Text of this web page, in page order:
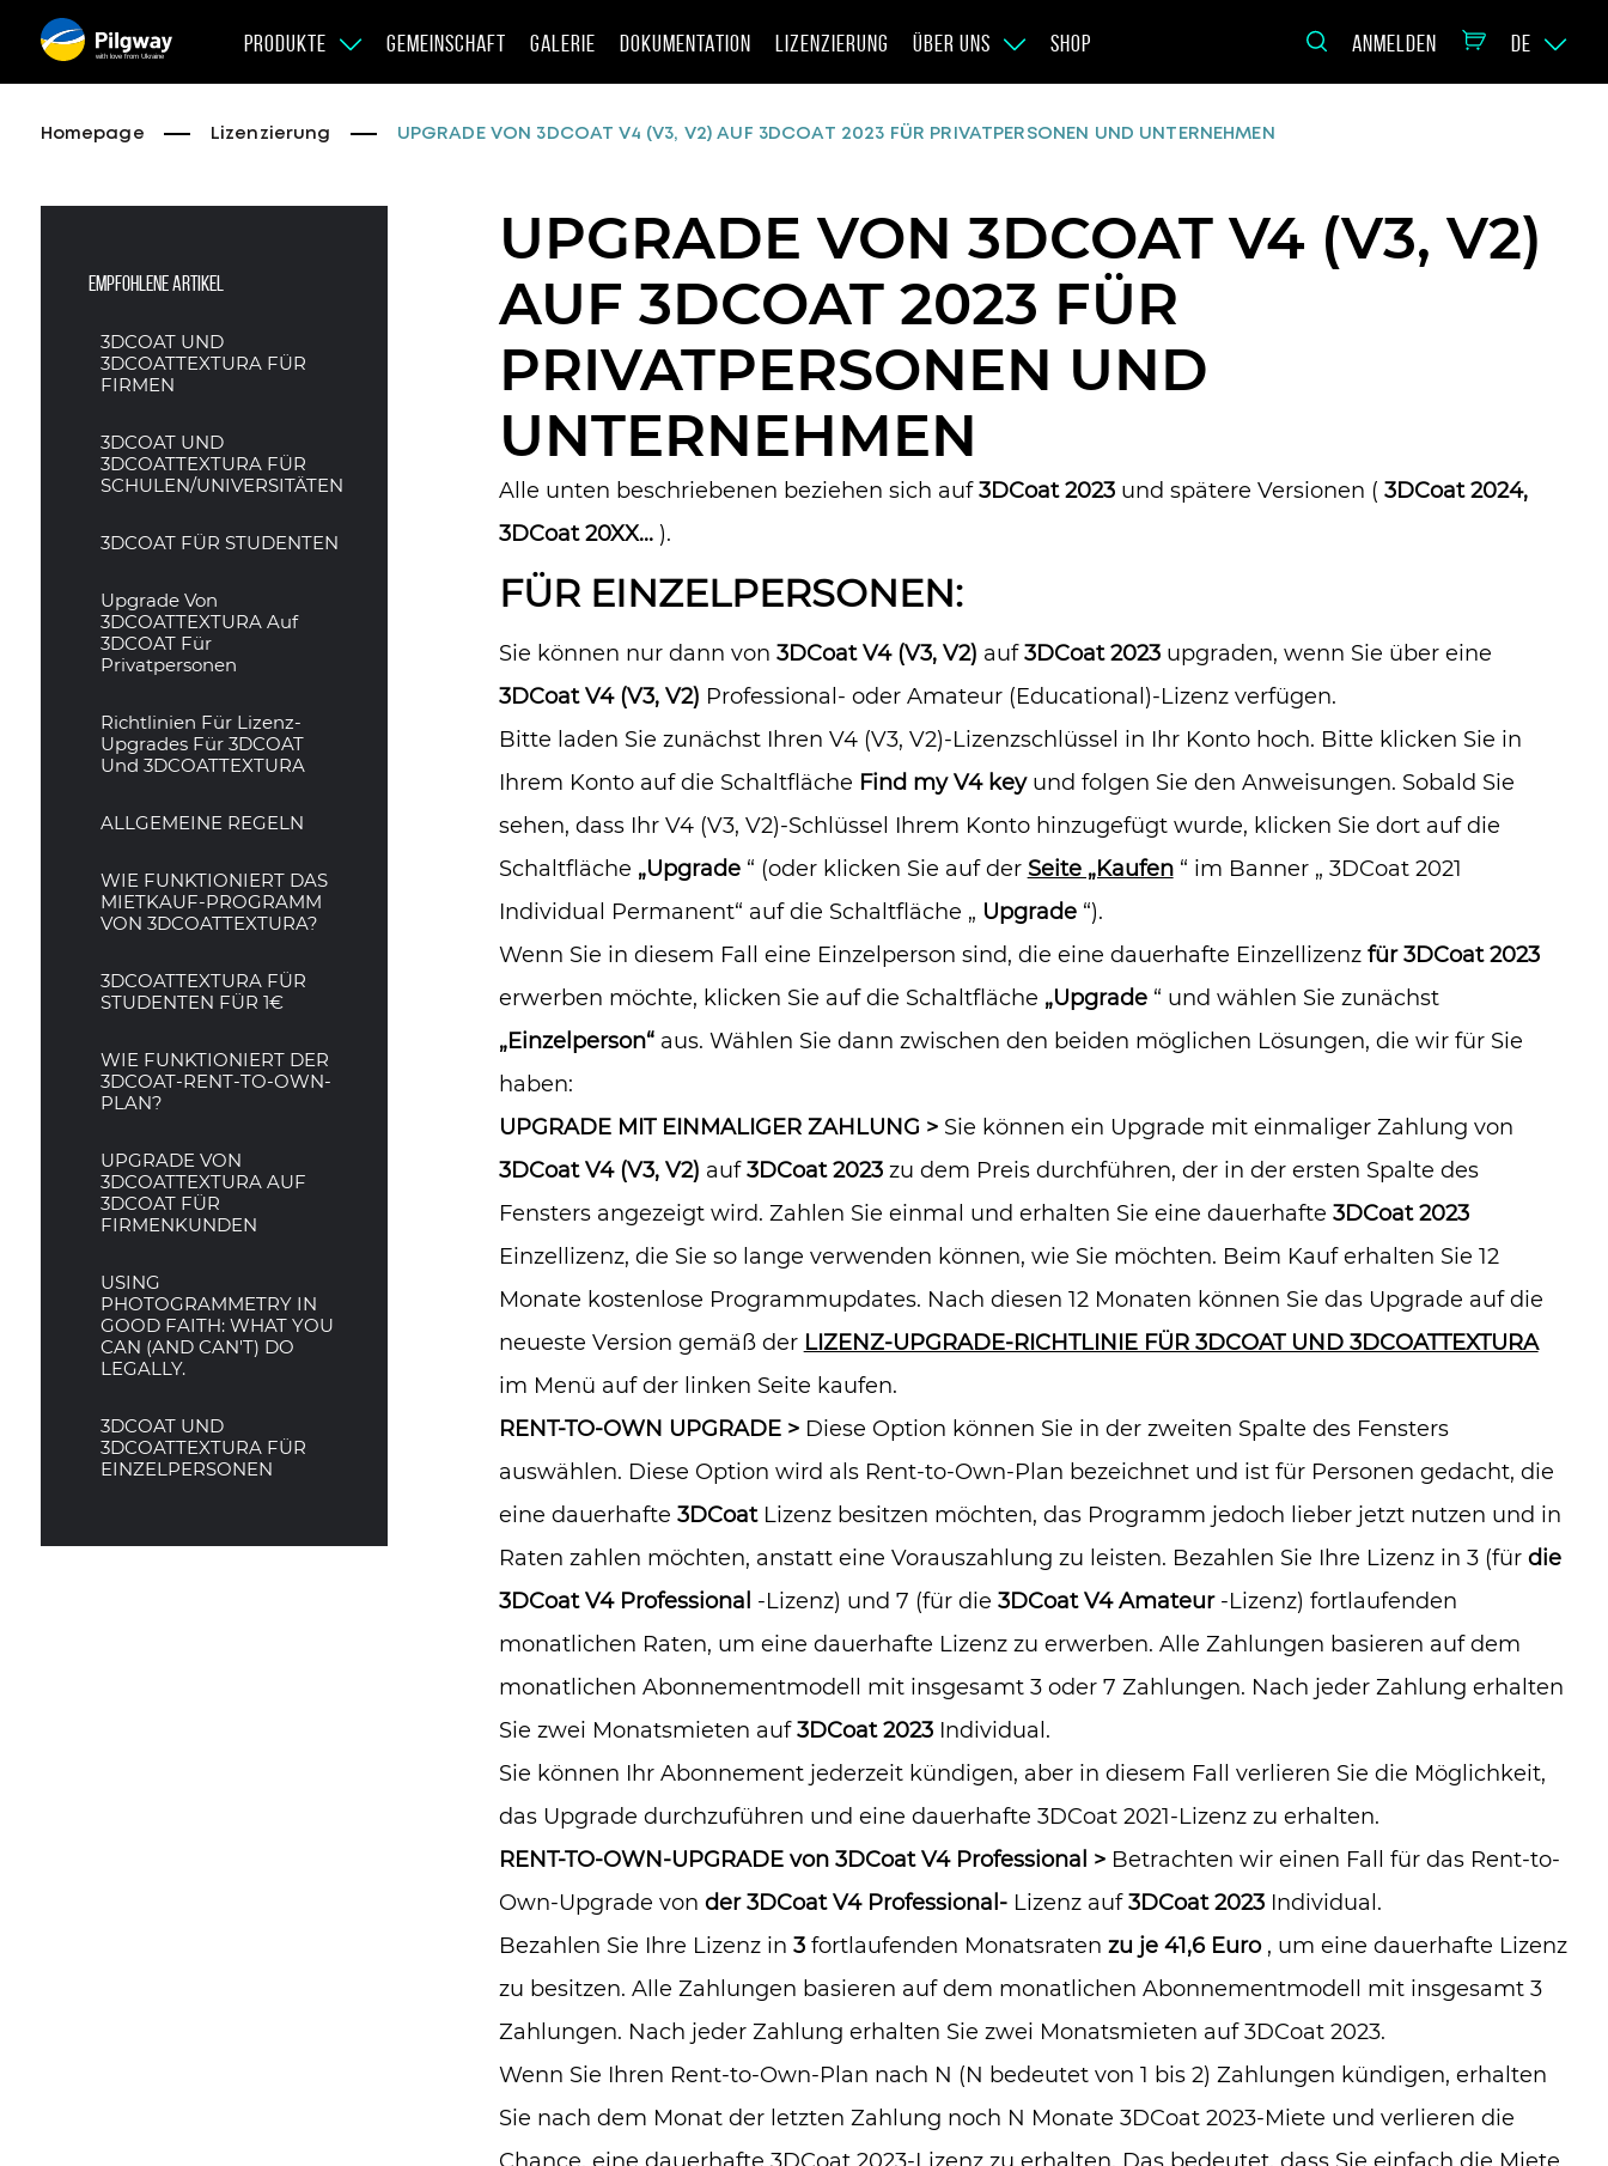
with love from Ukraine
PRODUKTE GEMEINSCHAFT GALERIE DOKUMENTATION LIZENZIERUNG ÜBER UNS SHOP ANMELDEN DE
Homepage Lizenzierung UPGRADE VON 3DCOAT V4 (V3, V2) AUF 3DCOAT 2023 FÜR PRIVATPERSONEN UND UNTERNEHMEN
Empfohlene Artikel
3DCOAT UND
3DCOATTEXTURA FÜR
FIRMEN
3DCOAT UND
3DCOATTEXTURA FÜR
SCHULEN/UNIVERSITÄTEN
3DCOAT FÜR STUDENTEN
Upgrade Von
3DCOATTEXTURA Auf
3DCOAT Für
Privatpersonen
Richtlinien Für Lizenz-
Upgrades Für 3DCOAT
Und 3DCOATTEXTURA
ALLGEMEINE REGELN
WIE FUNKTIONIERT DAS
MIETKAUF-PROGRAMM
VON 3DCOATTEXTURA?
3DCOATTEXTURA FÜR
STUDENTEN FÜR 1€
WIE FUNKTIONIERT DER
3DCOAT-RENT-TO-OWN-
PLAN?
UPGRADE VON
3DCOATTEXTURA AUF
3DCOAT FÜR
FIRMENKUNDEN
USING
PHOTOGRAMMETRY IN
GOOD FAITH: WHAT YOU
CAN (AND CAN'T) DO
LEGALLY.
3DCOAT UND
3DCOATTEXTURA FÜR
EINZELPERSONEN
UPGRADE VON 3DCOAT V4 (V3, V2)
AUF 3DCOAT 2023 FÜR
PRIVATPERSONEN UND
UNTERNEHMEN
Alle unten beschriebenen beziehen sich auf3DCoat 2023und spätere Versionen ( 3DCoat 2024,
3DCoat 20XX...).
FÜR EINZELPERSONEN:
Sie können nur dann von 3DCoat V4 (V3, V2) auf3DCoat 2023upgraden, wenn Sie über eine
3DCoat V4 (V3, V2) Professional- oder Amateur (Educational)-Lizenz verfügen.
Bitte laden Sie zunächst Ihren V4 (V3, V2)-Lizenzschlüssel in Ihr Konto hoch. Bitte klicken Sie in
Ihrem Konto auf die Schaltfläche Find my V4 keyund folgen Sie den Anweisungen. Sobald Sie
sehen, dass Ihr V4 (V3, V2)-Schlüssel Ihrem Konto hinzugefügt wurde, klicken Sie dort auf die
Schaltfläche „Upgrade“ (oder klicken Sie auf der Seite „Kaufen“ im Banner „ 3DCoat 2021
Individual Permanent“ auf die Schaltfläche „ Upgrade“).
Wenn Sie in diesem Fall eine Einzelperson sind, die eine dauerhafte Einzellizenz für 3DCoat 2023
erwerben möchte, klicken Sie auf die Schaltfläche „Upgrade“ und wählen Sie zunächst
„Einzelperson“aus. Wählen Sie dann zwischen den beiden möglichen Lösungen, die wir für Sie
haben:
UPGRADE MIT EINMALIGER ZAHLUNG >Sie können ein Upgrade mit einmaliger Zahlung von
3DCoat V4 (V3, V2) auf3DCoat 2023zu dem Preis durchführen, der in der ersten Spalte des
Fensters angezeigt wird. Zahlen Sie einmal und erhalten Sie eine dauerhafte 3DCoat 2023
Einzellizenz, die Sie so lange verwenden können, wie Sie möchten. Beim Kauf erhalten Sie 12
Monate kostenlose Programmupdates. Nach diesen 12 Monaten können Sie das Upgrade auf die
neueste Version gemäß der LIZENZ-UPGRADE-RICHTLINIE FÜR 3DCOAT UND 3DCOATTEXTURA
im Menü auf der linken Seite kaufen.
RENT-TO-OWN UPGRADE >Diese Option können Sie in der zweiten Spalte des Fensters
auswählen. Diese Option wird als Rent-to-Own-Plan bezeichnet und ist für Personen gedacht, die
eine dauerhafte 3DCoatLizenz besitzen möchten, das Programm jedoch lieber jetzt nutzen und in
Raten zahlen möchten, anstatt eine Vorauszahlung zu leisten. Bezahlen Sie Ihre Lizenz in 3 (für die
3DCoat V4 Professional -Lizenz) und 7 (für die 3DCoat V4 Amateur-Lizenz) fortlaufenden
monatlichen Raten, um eine dauerhafte Lizenz zu erwerben. Alle Zahlungen basieren auf dem
monatlichen Abonnementmodell mit insgesamt 3 oder 7 Zahlungen. Nach jeder Zahlung erhalten
Sie zwei Monatsmieten auf3DCoat 2023Individual.
Sie können Ihr Abonnement jederzeit kündigen, aber in diesem Fall verlieren Sie die Möglichkeit,
das Upgrade durchzuführen und eine dauerhafte 3DCoat 2021-Lizenz zu erhalten.
RENT-TO-OWN-UPGRADE von 3DCoat V4 Professional >Betrachten wir einen Fall für das Rent-to-
Own-Upgrade von der 3DCoat V4 Professional-Lizenz auf3DCoat 2023Individual.
Bezahlen Sie Ihre Lizenz in 3fortlaufenden Monatsraten zu je 41,6 Euro, um eine dauerhafte Lizenz
zu besitzen. Alle Zahlungen basieren auf dem monatlichen Abonnementmodell mit insgesamt 3
Zahlungen. Nach jeder Zahlung erhalten Sie zwei Monatsmieten auf 3DCoat 2023.
Wenn Sie Ihren Rent-to-Own-Plan nach N (N bedeutet von 1 bis 2) Zahlungen kündigen, erhalten
Sie nach dem Monat der letzten Zahlung noch N Monate 3DCoat 2023-Miete und verlieren die